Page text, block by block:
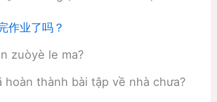
作业了吗？
zuòyè le ma?
hoàn thành bài tập về nhà chưa?